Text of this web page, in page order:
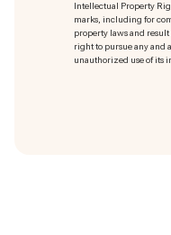
Intellectual Property
marks, including for
property laws and
right to pursue any and
unauthorized use of its